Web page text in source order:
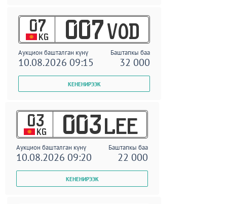
07
KG 007 VOD
Аукцион башталган күнү Баштапкы баа
10.08.2026 09:15 32 000
03
KG 003 LEE
Аукцион башталган күнү Баштапкы баа
10.08.2026 09:20 22 000